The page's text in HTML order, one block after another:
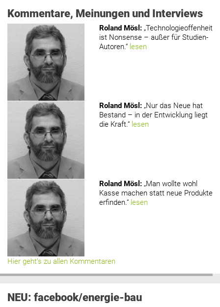
Kommentare, Meinungen und Interviews
Roland Mösl : „Technologieoffenheit
ist Nonsense – außer für Studien-
Autoren.“ lesen
Roland Mösl : „Nur das Neue hat
Bestand – in der Entwicklung liegt
die Kraft.“ lesen
Roland Mösl : „Man wollte wohl
Kasse machen statt neue Produkte
erfinden.“ lesen
Hier geht’s zu allen Kommentaren
NEU: facebook/energie-bau